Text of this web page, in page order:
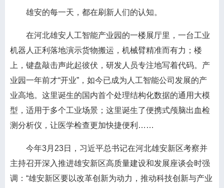
雄安的每一天，都在刷新人们的认知。
在河北雄安人工智能产业园的一楼展厅里，一台工业
机器人正利落地演示货物搬运，机械臂精准而有力；楼
上，键盘敲击声此起彼伏，研发人员专注地写着代码。产
业园一年前才“开业”，如今已成为人工智能公司发展的产
业高地。这里诞生的国内首个处理结构化数据的通用大模
型，适用于多个工业场景；这里诞生了便携式颅脑出血检
测分析仪，让医学检查更加快捷便利……
今年3月23日，习近平总书记在河北雄安新区考察并
主持召开深入推进雄安新区高质量建设和发展座谈会时强
调：“雄安新区要以改革创新为动力，推动科技创新与产业